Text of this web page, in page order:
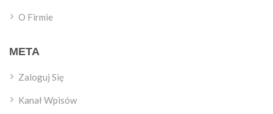
O Firmie
META
Zaloguj Się
Kanał Wpisów